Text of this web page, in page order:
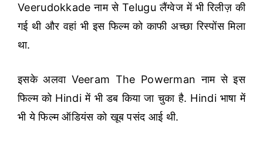
Veerudokkade नाम से Telugu लैंग्वेज में भी रिलीज़ की
गई थी और वहां भी इस फिल्म को काफी अच्छा रिस्पोंस मिला
था.
इसके अलवा Veeram The Powerman नाम से इस
फिल्म को Hindi में भी डब किया जा चुका है. Hindi भाषा में
भी ये फिल्म ऑडियंस को खूब पसंद आई थी.